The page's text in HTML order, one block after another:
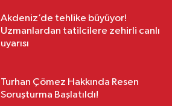
Akdeniz’de tehlike büyüyor!
Uzmanlardan tatilcilere zehirli canlı
uyarısı
Turhan Çömez Hakkında Resen
Soruşturma Başlatıldı!